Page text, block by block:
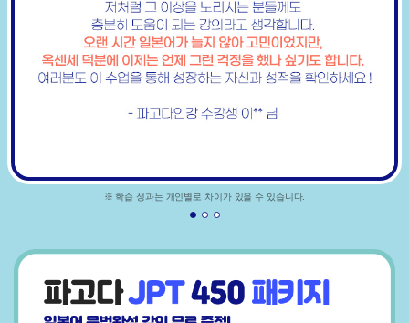
※ 학습 성과는 개인별로 차이가 있을 수 있습니다.